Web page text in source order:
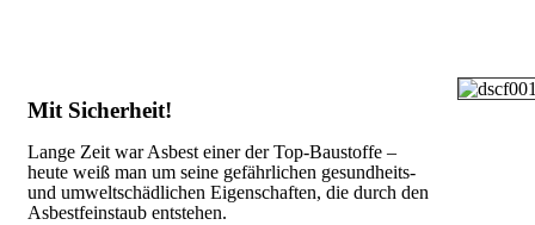
Mit Sicherheit!
Lange Zeit war Asbest einer der Top-Baustoffe –
heute weiß man um seine gefährlichen gesundheits-
und umweltschädlichen Eigenschaften, die durch den
Asbestfeinstaub entstehen.